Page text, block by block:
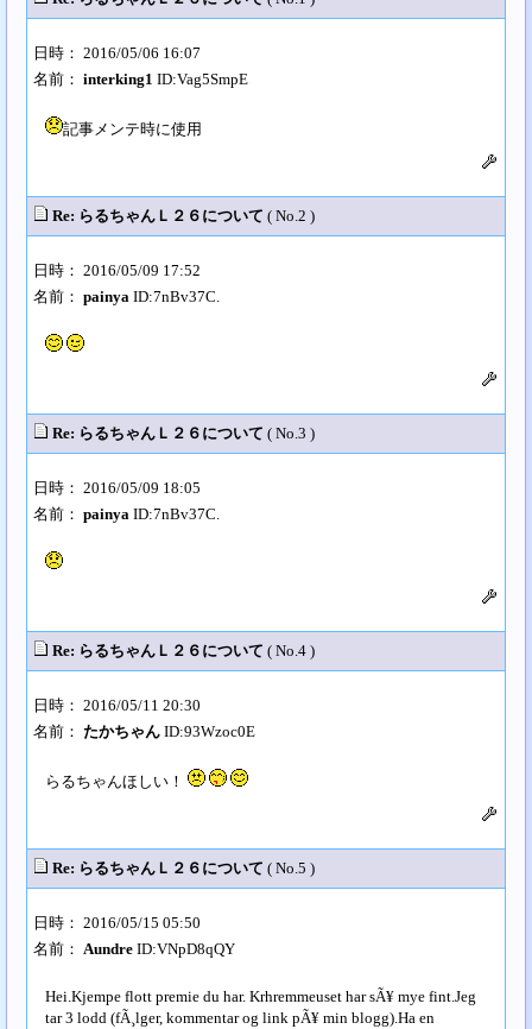
日時： 2016/05/06 16:07
名前： interking1 ID:Vag5SmpE
記事メンテ時に使用
Re: らるちゃんＬ２６について ( No.2 )
日時： 2016/05/09 17:52
名前： painya ID:7nBv37C.
Re: らるちゃんＬ２６について ( No.3 )
日時： 2016/05/09 18:05
名前： painya ID:7nBv37C.
Re: らるちゃんＬ２６について ( No.4 )
日時： 2016/05/11 20:30
名前： たかちゃん ID:93Wzoc0E
らるちゃんほしい！
Re: らるちゃんＬ２６について ( No.5 )
日時： 2016/05/15 05:50
名前： Aundre ID:VNpD8qQY
Hei.Kjempe flott premie du har. Krhremmeuset har sÃ¥ mye fint.Jeg
tar 3 lodd (fÃ¸lger, kommentar og link pÃ¥ min blogg).Ha en